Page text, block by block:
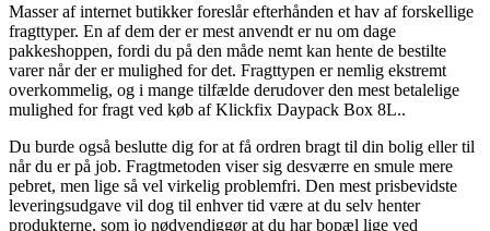
Masser af internet butikker foreslår efterhånden et hav af forskellige
fragttyper. En af dem der er mest anvendt er nu om dage
pakkeshoppen, fordi du på den måde nemt kan hente de bestilte
varer når der er mulighed for det. Fragttypen er nemlig ekstremt
overkommelig, og i mange tilfælde derudover den mest betalelige
mulighed for fragt ved køb af Klickfix Daypack Box 8L..
Du burde også beslutte dig for at få ordren bragt til din bolig eller til
når du er på job. Fragtmetoden viser sig desværre en smule mere
pebret, men lige så vel virkelig problemfri. Den mest prisbevidste
leveringsudgave vil dog til enhver tid være at du selv henter
produkterne, som jo nødvendiggør at du har bopæl lige ved